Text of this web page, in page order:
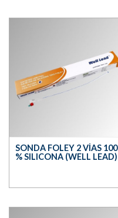
SONDA FOLEY 2 VÍAS 100
% SILICONA (WELL LEAD)